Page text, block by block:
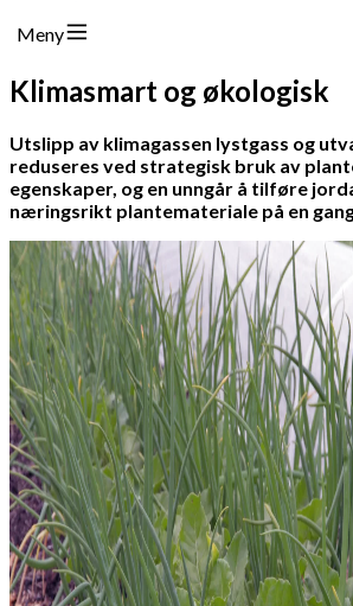
Meny
Klimasmart og økologisk
Utslipp av klimagassen lystgass og
reduseres ved strategisk bruk av
egenskaper, og en unngår å tilføre
næringsrikt plantemateriale på en